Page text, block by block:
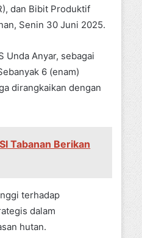
dan Bibit Produktif
Senin 30 Juni 2025.
Unda Anyar, sebagai
6 (enam)
dirangkaikan dengan
Tabanan Berikan
terhadap
dalam
hutan.